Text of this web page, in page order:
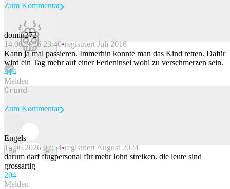
Beitrag melden
Zum Kommentar
domin272
14.06.2026 23:40 registriert Juli 2016
Kann ja mal passieren. Immerhin konnte man das Kind retten. Dafür
wird ein Tag mehr auf einer Ferieninsel wohl zu verschmerzen sein.
414
Melden
Beitrag melden
Zum Kommentar
Engels
15.06.2026 02:54 registriert August 2024
darum darf flugpersonal für mehr lohn streiken. die leute sind
grossartig
204
Melden